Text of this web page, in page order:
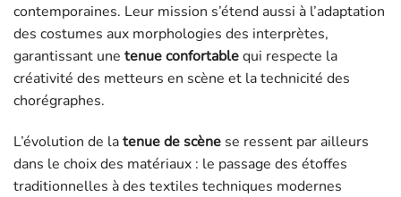
contemporaines. Leur mission s’étend aussi à l’adaptation
des costumes aux morphologies des interprètes,
garantissant une tenue confortablequi respecte la
créativité des metteurs en scène et la technicité des
chorégraphes.
L’évolution de latenue de scène se ressent par ailleurs
dans le choix des matériaux : le passage des étoffes
traditionnelles à des textiles techniques modernes